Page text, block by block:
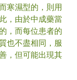
寒濕型的，則用
，由於中成藥當
，而每位患者的
也不盡相同，服
，但可能出現其